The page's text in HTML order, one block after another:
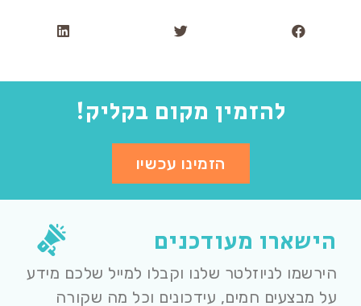
להזמין מקום בקליק!
הזמינו עכשיו
הישארו מעודכנים
הירשמו לניוזלטר שלנו וקבלו למייל שלכם מידע
על מבצעים חמים, עידכונים וכל מה שקורה